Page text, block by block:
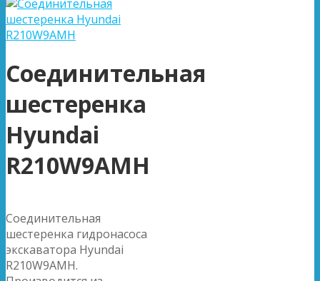
Соединительная
шестеренка
Hyundai
R210W9AMH
Соединительная
шестеренка гидронасоса
экскаватора Hyundai
R210W9AMH.